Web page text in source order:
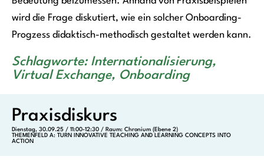
wird die Frage diskutiert, wie ein solcher Onboarding-
Progzess didaktisch-methodisch gestaltet werden kann.
Schlagworte: Internationalisierung,
Virtual Exchange, Onboarding
Praxisdiskurs
Dienstag, 30.09.25 / 11:00-12:30 / Raum: Chronium (Ebene 2)
THEMENFELD A: TURN INNOVATIVE TEACHING AND LEARNING CONCEPTS INTO
ACTION